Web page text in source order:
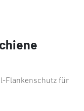
Flankenschutz für